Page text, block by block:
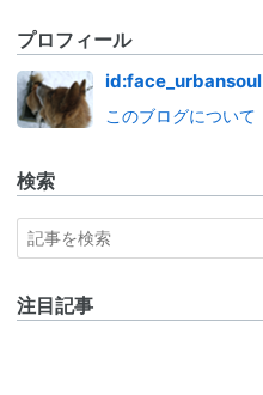
プロフィール
id:face_urbansoul
このブログについて
検索
注目記事